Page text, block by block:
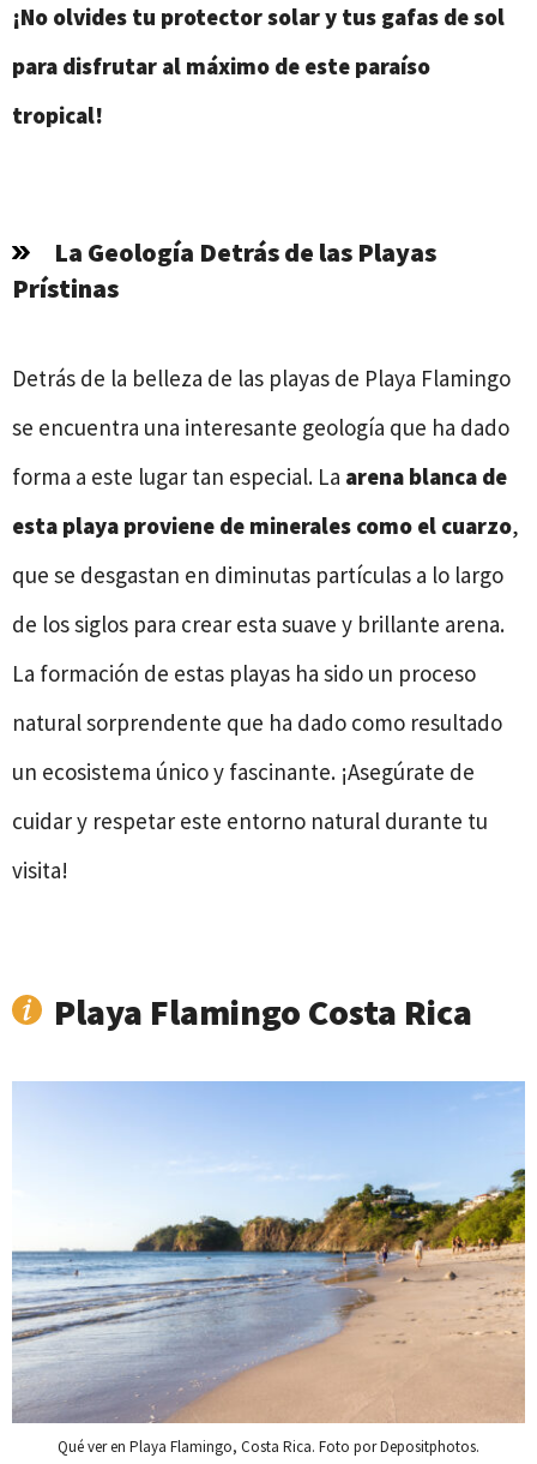
¡No olvides tu protector solar y tus gafas de sol
para disfrutar al máximo de este paraíso
tropical!
La Geología Detrás de las Playas
Prístinas
Detrás de la belleza de las playas de Playa Flamingo
se encuentra una interesante geología que ha dado
forma a este lugar tan especial. La arena blanca de
esta playa proviene de minerales como el cuarzo,
que se desgastan en diminutas partículas a lo largo
de los siglos para crear esta suave y brillante arena.
La formación de estas playas ha sido un proceso
natural sorprendente que ha dado como resultado
un ecosistema único y fascinante. ¡Asegúrate de
cuidar y respetar este entorno natural durante tu
visita!
Playa Flamingo Costa Rica
Qué ver en Playa Flamingo, Costa Rica. Foto por Depositphotos.